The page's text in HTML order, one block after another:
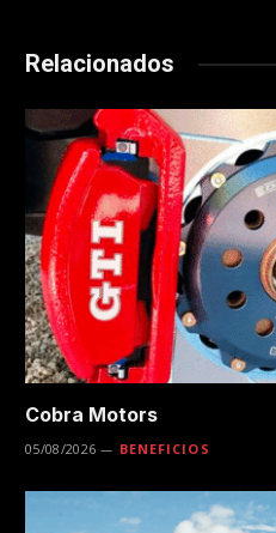
Relacionados
Cobra Motors
05/08/2026 BENEFICIOS